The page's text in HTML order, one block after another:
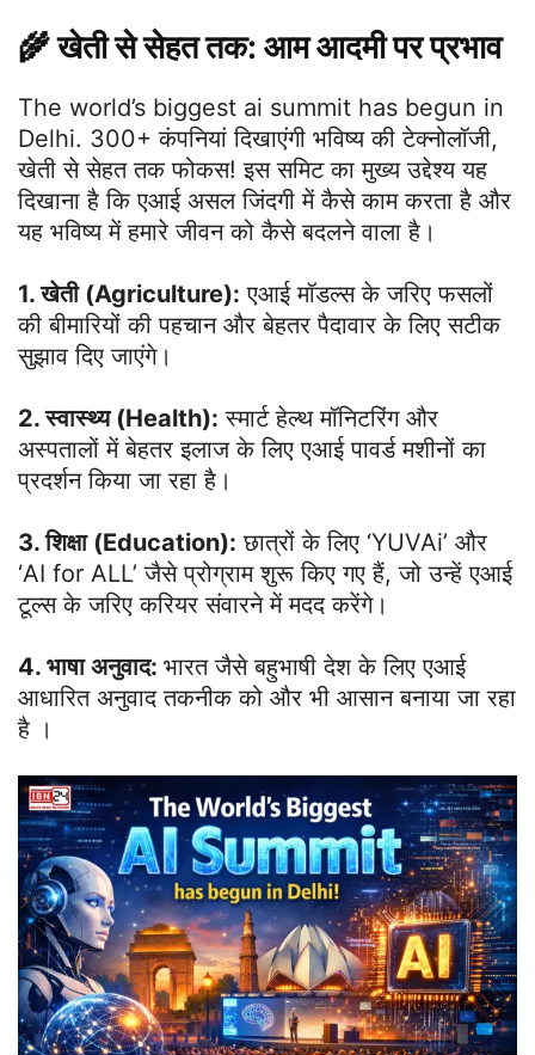
🌾 खेती से सेहत तक: आम आदमी पर प्रभाव
The world’s biggest ai summit has begun in
Delhi. 300+ कंपनियां दिखाएंगी भविष्य की टेक्नोलॉजी,
खेती से सेहत तक फोकस! इस समिट का मुख्य उद्देश्य यह
दिखाना है कि एआई असल जिंदगी में कैसे काम करता है और
यह भविष्य में हमारे जीवन को कैसे बदलने वाला है।
1. खेती (Agriculture): एआई मॉडल्स के जरिए फसलों
की बीमारियों की पहचान और बेहतर पैदावार के लिए सटीक
सुझाव दिए जाएंगे।
2. स्वास्थ्य (Health): स्मार्ट हेल्थ मॉनिटरिंग और
अस्पतालों में बेहतर इलाज के लिए एआई पावर्ड मशीनों का
प्रदर्शन किया जा रहा है।
3. शिक्षा (Education): छात्रों के लिए ‘YUVAi’ और
‘AI for ALL’ जैसे प्रोग्राम शुरू किए गए हैं, जो उन्हें एआई
टूल्स के जरिए करियर संवारने में मदद करेंगे।
4. भाषा अनुवाद: भारत जैसे बहुभाषी देश के लिए एआई
आधारित अनुवाद तकनीक को और भी आसान बनाया जा रहा
है ।